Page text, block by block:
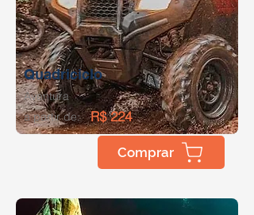
Quadriciclo
Aventura
Comprar
a partir de: R$ 224